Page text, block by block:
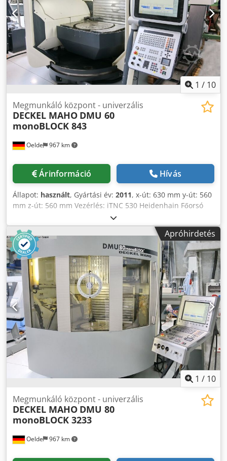
32 szerszámos tár Fix asztal 1250 x 700 mm Forgácsszállító
Hűtőrendszer
1 / 10
Oelde 967 km
Megmunkáló központ - univerzális
DECKEL MAHO DMU 60
monoBLOCK 843
Árinformáció Hívás
Állapot: használt, Gyártási év: 2011, x-út: 630 mm y-út: 560
mm z-út: 560 mm Vezérlés: iTNC 530 Heidenhain Főorsó
fordulatszám-tartomány max.: 12.000 ford./perc Főorsó
hajtás teljesítmény: 10 / 15 kW Max. forgatónyomaték: 130 /
87 Nm Szerszámfelfogatás: HSK-A 63 NC-forgatható: °
Asztal felfogó felülete: 1.000 x 600 mm Asztal átmérője: Ø
600 mm T-horonyszám/típusa: 1x 14 x H7, 8x 14 H12 Max.
asztalterhelés: 500 kg C-tengely elforgatható: 360°
Szerszámhelyek száma: 2x12 (24) pozíció
Szerszámfelfogatás: HSK-A 63 Max. szerszámátmérő: 80
mm Szomszédos szabad hely esetén max.
szerszámátmérő: 130 mm Max. szerszámsúly: 8,0 kg Max.
szerszámhossz: 315 mm Teljes teljesítményigény: 45 kVA
Gép súlya: kb. 6,8 t Helyigény: kb. 4,5 x 4,5 x 2,5 m CNC
megmunkálóközpont, univerzális DECKEL MAHO - DMU 60
monoBLOCK - Forgatható marófej Dkodpfeyz Dcfox Adgor -
Trópusi csomag
Apróhirdetés
1 / 10
Oelde 967 km
Megmunkáló központ - univerzális
DECKEL MAHO DMU 80
monoBLOCK 3233